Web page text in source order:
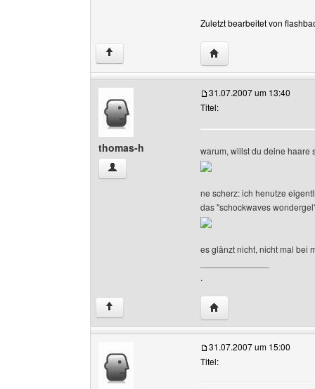
Zuletzt bearbeitet von
↑ Website dieses
thomas-h
thomas-h Benutzer-Profile anzeigen
31.07.2007 um 13:40
Titel:
warum, willst du deine haare
ne scherz: ich henutze
das "schockwaves
es glänzt nicht, nicht mal bei
.
↑ Website dieses
31.07.2007 um 15:00
Titel: